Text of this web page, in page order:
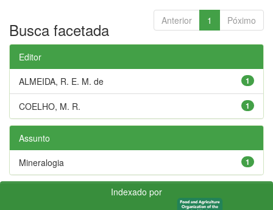
Anterior 1 Póximo
Busca facetada
Editor
1
ALMEIDA, R. E. M. de
1
COELHO, M. R.
Assunto
1
Mineralogia
Indexado por